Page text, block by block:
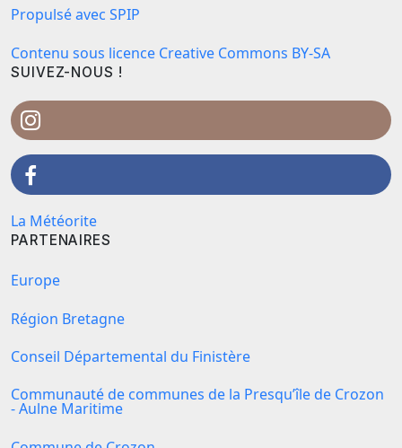
Propulsé avec SPIP
Contenu sous licence Creative Commons BY-SA
SUIVEZ-NOUS !
La Météorite
PARTENAIRES
Europe
Région Bretagne
Conseil Départemental du Finistère
Communauté de communes de la Presqu’île de Crozon
- Aulne Maritime